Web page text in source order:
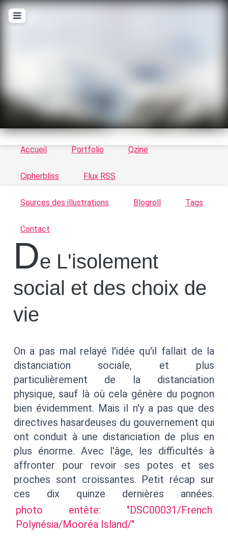
Le vortex à chats - Illustrations, trucs en tout
genre par Tykayn
Accueil Portfolio Qzine
Cipherbliss Flux RSS
Sources des illustrations Blogroll Tags
Contact
De L'isolement
social et des choix de
vie
On a pas mal relayé l'idée qu'il fallait de la
distanciation sociale, et plus
particulièrement de la distanciation
physique, sauf là où cela génère du pognon
bien évidemment. Mais il n'y a pas que des
directives hasardeuses du gouvernement qui
ont conduit à une distanciation de plus en
plus énorme. Avec l'âge, les difficultés à
affronter pour revoir ses potes et ses
proches sont croissantes. Petit récap sur
ces dix quinze dernières années.
photo entête: "DSC00031/French
Polynésia/Mooréa Island/"